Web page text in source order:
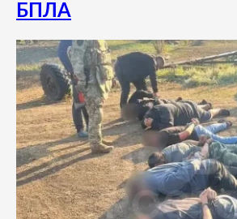
БПЛА